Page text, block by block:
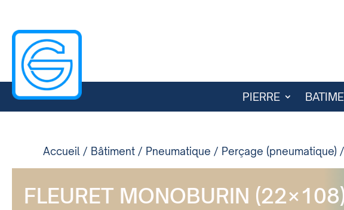
PIERRE
Accueil / Bâtiment / Pneumatique / Perçage (pneumatique) /
FLEURET MONOBURIN (22×108)